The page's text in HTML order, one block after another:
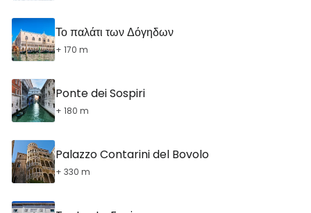
Το παλάτι των Δόγηδων
+ 170 m
Ponte dei Sospiri
+ 180 m
Palazzo Contarini del Bovolo
+ 330 m